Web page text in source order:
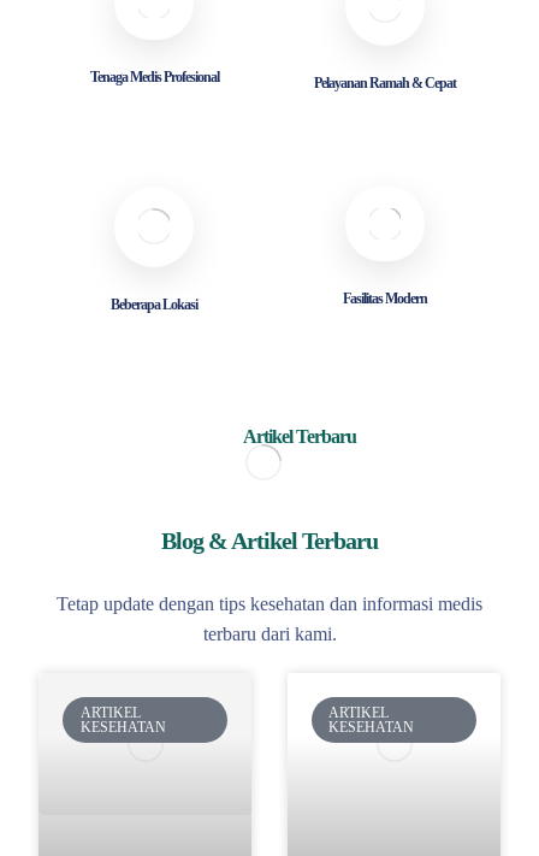
Tenaga Medis Profesional Pelayanan Ramah & Cepat
Beberapa Lokasi Fasilitas Modern
Artikel Terbaru
Blog & Artikel Terbaru
Tetap update dengan tips kesehatan dan informasi medis
terbaru dari kami.
ARTIKEL
KESEHATAN
ARTIKEL
KESEHATAN